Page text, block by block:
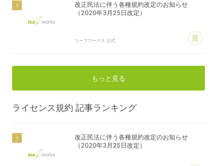
改正民法に伴う各種規約改定のお知らせ
（2020年3月25日改定）
リーフワークス 公式
もっと見る
ライセンス規約 記事ランキング
改正民法に伴う各種規約改定のお知らせ
（2020年3月25日改定）